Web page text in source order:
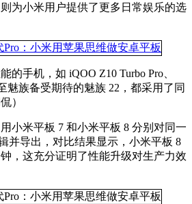
为小米用户提供了更多日常娱乐的选
的手机，如 iQOO Z10 Turbo Pro、
魅族备受期待的魅族 22，都采用了同
）
小米平板 7 和小米平板 8 分别对同一
并导出，对比结果显示，小米平板 8
，这充分证明了性能升级对生产力效